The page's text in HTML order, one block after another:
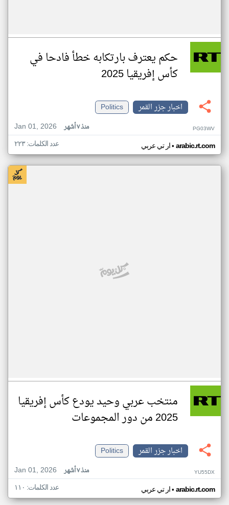
حكم يعترف بارتكابه خطأ فادحا في
كأس إفريقيا 2025
اخبار جزر القمر
Politics
Jan 01, 2026
منذ ٧ أشهر PG03WV
ار تي عربي• arabic.rt.com عدد الكلمات: ٢٢٣
منتخب عربي وحيد يودع كأس إفريقيا
2025 من دور المجموعات
اخبار جزر القمر
Politics
Jan 01, 2026
منذ ٧ أشهر YU55DX
ار تي عربي• arabic.rt.com عدد الكلمات: ١١٠